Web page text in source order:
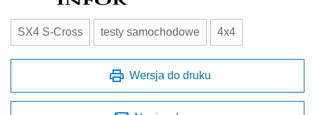
SX4 S-Cross testy samochodowe 4x4
Wersja do druku